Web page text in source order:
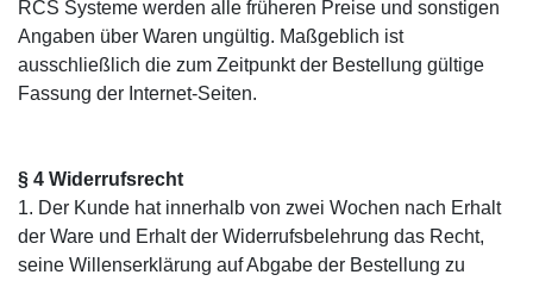
RCS Systeme werden alle früheren Preise und sonstigen
Angaben über Waren ungültig. Maßgeblich ist
ausschließlich die zum Zeitpunkt der Bestellung gültige
Fassung der Internet-Seiten.
§ 4 Widerrufsrecht
1. Der Kunde hat innerhalb von zwei Wochen nach Erhalt
der Ware und Erhalt der Widerrufsbelehrung das Recht,
seine Willenserklärung auf Abgabe der Bestellung zu